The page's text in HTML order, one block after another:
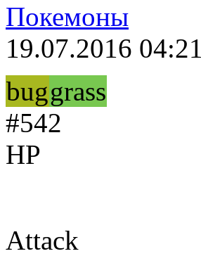
Покемоны
19.07.2016 04:21
buggrass
#542
HP
Attack